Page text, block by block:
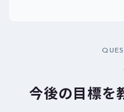
今後の目標を